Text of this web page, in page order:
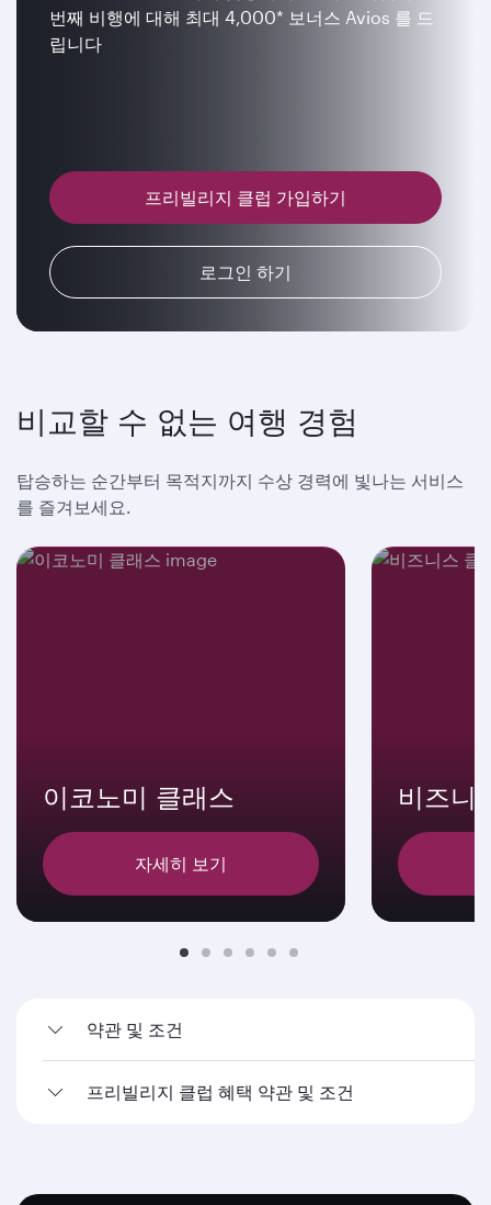
번째 비행에 대해 최대 4,000* 보너스 Avios 를 드
립니다
프리빌리지 클럽 가입하기
로그인 하기
비교할 수 없는 여행 경험
탑승하는 순간부터 목적지까지 수상 경력에 빛나는 서비스
를 즐겨보세요.
이코노미 클래스
자세히 보기
비즈니
약관 및 조건
프리빌리지 클럽 혜택 약관 및 조건